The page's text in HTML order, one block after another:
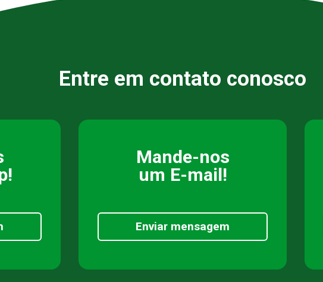
Entre em contato conosco
Mande-nos
um E-mail!
Enviar mensagem